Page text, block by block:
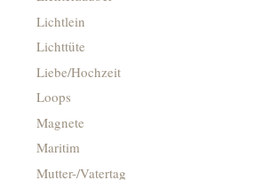
Lichtlein
Lichttüte
Liebe/Hochzeit
Loops
Magnete
Maritim
Mutter-/Vatertag